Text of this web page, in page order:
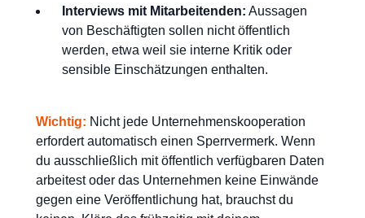
Interviews mit Mitarbeitenden: Aussagen
von Beschäftigten sollen nicht öffentlich
werden, etwa weil sie interne Kritik oder
sensible Einschätzungen enthalten.
Wichtig: Nicht jede Unternehmenskooperation
erfordert automatisch einen Sperrvermerk. Wenn
du ausschließlich mit öffentlich verfügbaren Daten
arbeitest oder das Unternehmen keine Einwände
gegen eine Veröffentlichung hat, brauchst du